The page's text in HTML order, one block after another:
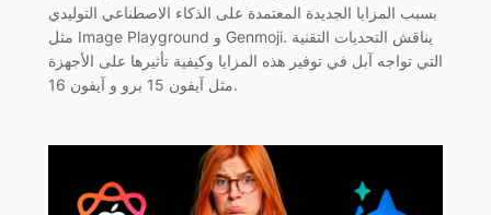
بسبب المزايا الجديدة المعتمدة على الذكاء الاصطناعي التوليدي
مثل Image Playground و Genmoji. يناقش التحديات التقنية
التي تواجه آبل في توفير هذه المزايا وكيفية تأثيرها على الأجهزة
مثل آيفون 15 برو و آيفون 16.